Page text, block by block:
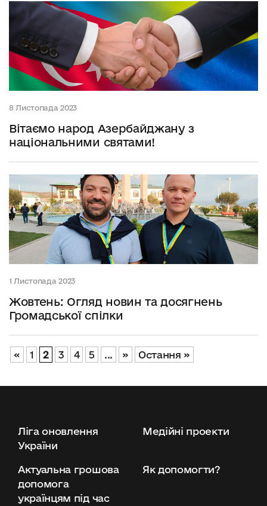
8 Листопада 2023
Вітаємо народ Азербайджану з
національними святами!
1 Листопада 2023
Жовтень: Огляд новин та досягнень
Громадської спілки
« 1 2 3 4 5 ... » Остання »
Ліга оновлення
України
Медійні проекти
Актуальна грошова
допомога
українцям під час
Як допомогти?